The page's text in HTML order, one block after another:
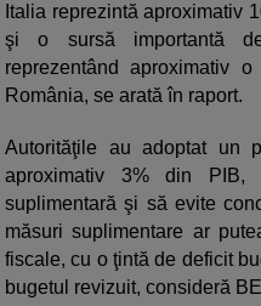
Italia reprezintă aproximativ
şi o sursă importantă
reprezentând aproximativ
România, se arată în raport.
Autorităţile au adoptat un
aproximativ 3% din PIB,
suplimentară şi să evite
măsuri suplimentare ar
fiscale, cu o ţintă de deficit
bugetul revizuit, consideră